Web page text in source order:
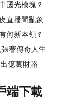
國光模塊？
直播間亂象
何新本領？
謇傳奇人生
億萬財路
端下載